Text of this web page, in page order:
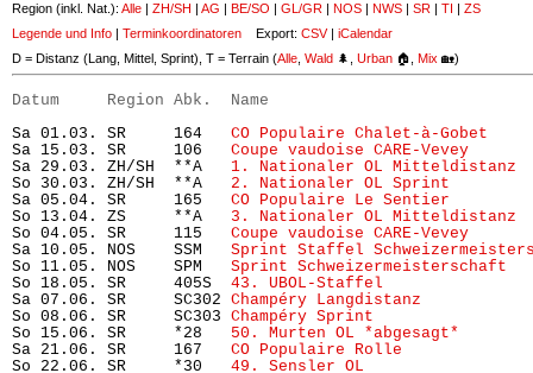
Region (inkl. Nat.): Alle ZH/SH AG BE/SO GL/GR NOS NWS SR TI
ZS
Legende und Info | Terminkoordinatoren Export: CSV| iCalendar
D = Distanz (Lang, Mittel, Sprint), T = Terrain (Alle Wald 🌲, Urban 🏠, Mix 🏡)
Datum     Region Abk.  Name
Sa 01.03. SR     164 CO Populaire Chalet-à-Gobet
Sa 15.03. SR     106 Coupe vaudoise CARE-Vevey
Sa 29.03. ZH/SH  **A 1. Nationaler OL Mitteldistanz
So 30.03. ZH/SH  **A 2. Nationaler OL Sprint
Sa 05.04. SR     165 CO Populaire Le Sentier
So 13.04. ZS     **A 3. Nationaler OL Mitteldistanz
So 04.05. SR     115 Coupe vaudoise CARE-Vevey
Sa 10.05. NOS    SSM Sprint Staffel
So 11.05. NOS    SPM Sprint Schweizermeisterschaft
So 18.05. SR     405S 43. UBOL-Staffel
Sa 07.06. SR     SC302 Champéry Langdistanz
So 08.06. SR     SC303 Champéry Sprint
So 15.06. SR     *28 50. Murten OL *abgesagt*
Sa 21.06. SR     167 CO Populaire Rolle
So 22.06. SR     *30 49. Sensler OL